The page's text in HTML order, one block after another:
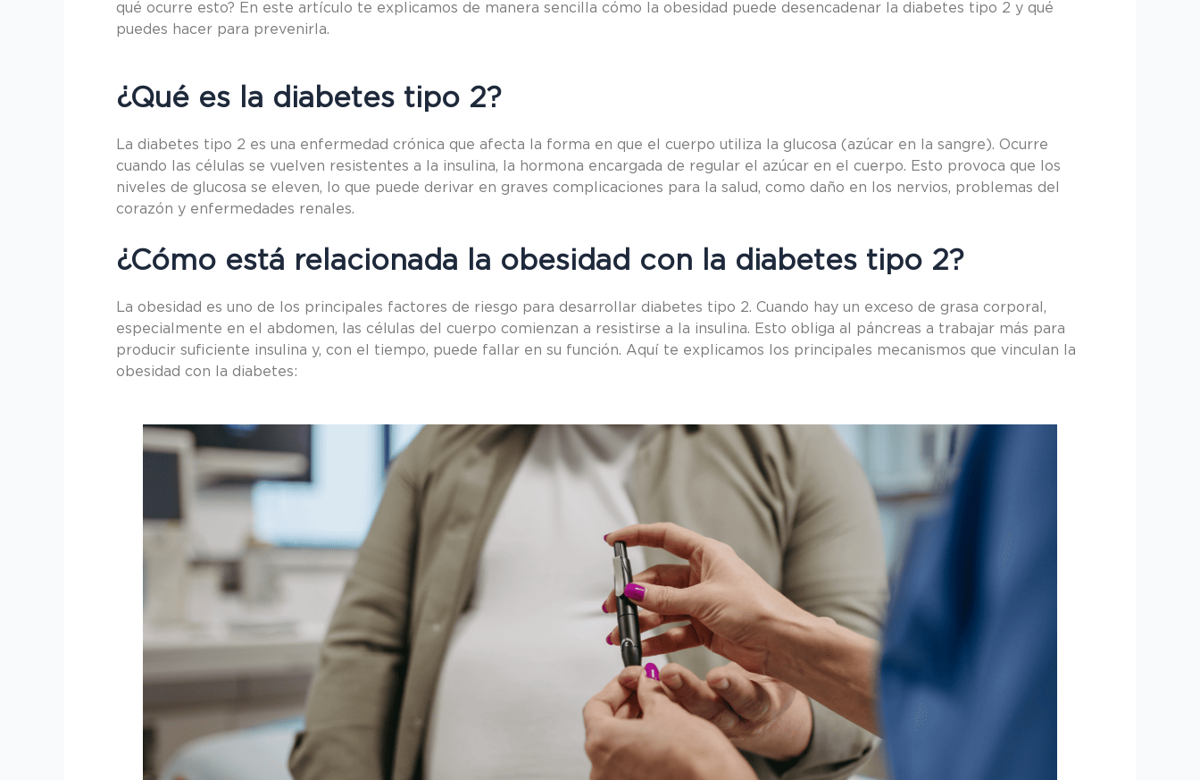
qué ocurre esto? En este artículo te explicamos de manera sencilla cómo la obesidad puede desencadenar la diabetes tipo 2 y qué
puedes hacer para prevenirla.
¿Qué es la diabetes tipo 2?
La diabetes tipo 2 es una enfermedad crónica que afecta la forma en que el cuerpo utiliza la glucosa (azúcar en la sangre). Ocurre
cuando las células se vuelven resistentes a la insulina, la hormona encargada de regular el azúcar en el cuerpo. Esto provoca que los
niveles de glucosa se eleven, lo que puede derivar en graves complicaciones para la salud, como daño en los nervios, problemas del
corazón y enfermedades renales.
¿Cómo está relacionada la obesidad con la diabetes tipo 2?
La obesidad es uno de los principales factores de riesgo para desarrollar diabetes tipo 2. Cuando hay un exceso de grasa corporal,
especialmente en el abdomen, las células del cuerpo comienzan a resistirse a la insulina. Esto obliga al páncreas a trabajar más para
producir suficiente insulina y, con el tiempo, puede fallar en su función. Aquí te explicamos los principales mecanismos que vinculan la
obesidad con la diabetes: